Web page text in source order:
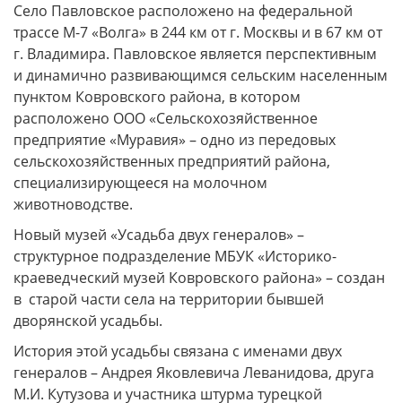
Село Павловское расположено на федеральной
трассе М-7 «Волга» в 244 км от г. Москвы и в 67 км от
г. Владимира. Павловское является перспективным
и динамично развивающимся сельским населенным
пунктом Ковровского района, в котором
расположено ООО «Сельскохозяйственное
предприятие «Муравия» – одно из передовых
сельскохозяйственных предприятий района,
специализирующееся на молочном
животноводстве.
Новый музей «Усадьба двух генералов» –
структурное подразделение МБУК «Историко-
краеведческий музей Ковровского района» – создан
в старой части села на территории бывшей
дворянской усадьбы.
История этой усадьбы связана с именами двух
генералов – Андрея Яковлевича Леванидова, друга
М.И. Кутузова и участника штурма турецкой